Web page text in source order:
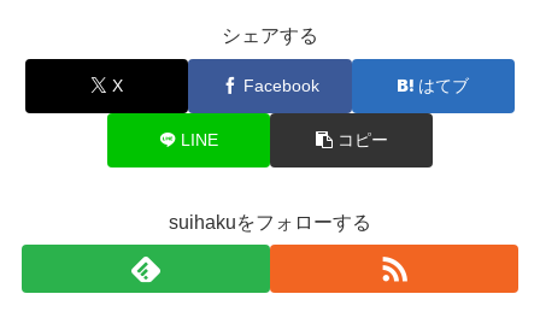
シェアする
X Facebook はてブ
LINE コピー
suihakuをフォローする